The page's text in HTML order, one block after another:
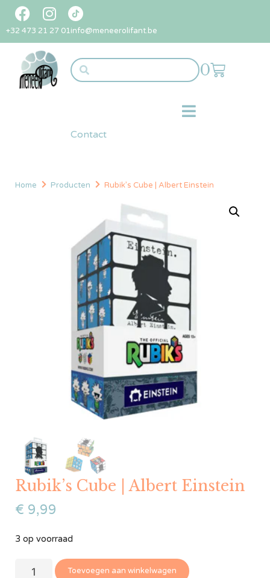
+32 473 21 27 01info@meneerolifant.be
0
Contact
Home Producten Rubik’s Cube | Albert Einstein
Rubik’s Cube | Albert Einstein
€ 9,99
3 op voorraad
Toevoegen aan winkelwagen